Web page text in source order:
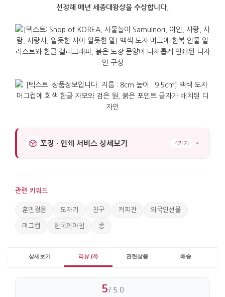
선정해 매년 세종대왕상을 수상합니다
포장 · 인쇄 서비스 상세보기 4가지
관련 키워드
훈민정음 도자기 친구 커피잔 외국인선물
머그컵 한국의아침 종
상세보기 리뷰 (4) 관련상품 배송
5/ 5.0